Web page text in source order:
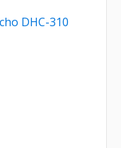
DHC-310